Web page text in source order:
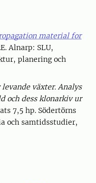
material for
Alnarp: SLU,
planering och
växter. Analys
och dess klonarkiv ur
7,5 hp. Södertörns
och samtidsstudier,